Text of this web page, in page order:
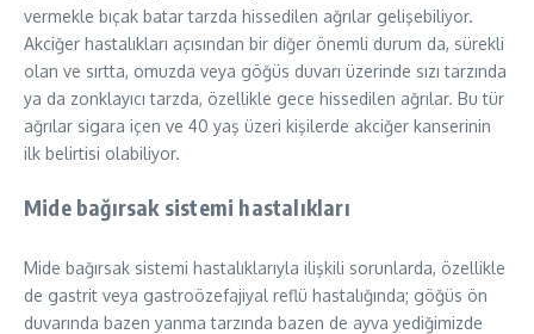
vermekle bıçak batar tarzda hissedilen ağrılar gelişebiliyor.
Akciğer hastalıkları açısından bir diğer önemli durum da, sürekli
olan ve sırtta, omuzda veya göğüs duvarı üzerinde sızı tarzında
ya da zonklayıcı tarzda, özellikle gece hissedilen ağrılar. Bu tür
ağrılar sigara içen ve 40 yaş üzeri kişilerde akciğer kanserinin
ilk belirtisi olabiliyor.
Mide bağırsak sistemi hastalıkları
Mide bağırsak sistemi hastalıklarıyla ilişkili sorunlarda, özellikle
de gastrit veya gastroözefajiyal reflü hastalığında; göğüs ön
duvarında bazen yanma tarzında bazen de ayva yediğimizde